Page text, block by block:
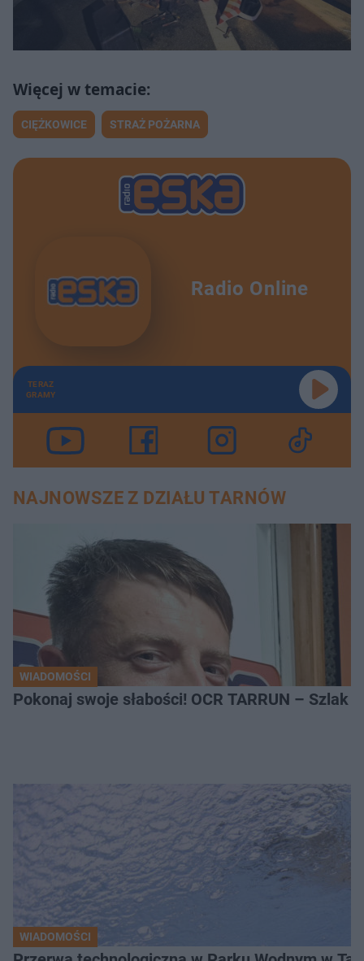
CIĘŻKOWICE STRAŻ POŻARNA
Radio Online
TERAZ
GRAMY
NAJNOWSZE Z DZIAŁU TARNÓW
WIADOMOŚCI
Pokonaj swoje słabości! OCR TARRUN – Szlak
WIADOMOŚCI